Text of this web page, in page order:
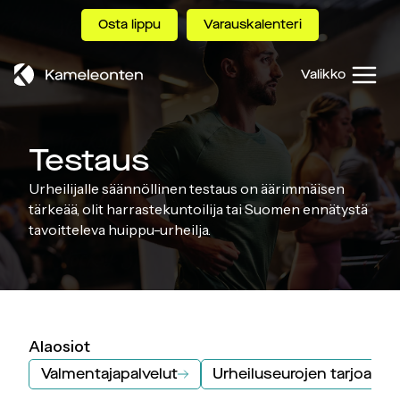
Osta lippu Varauskalenteri
Valikko
Testaus
Urheilijalle säännöllinen testaus on äärimmäisen
tärkeää, olit harrastekuntoilija tai Suomen ennätystä
tavoitteleva huippu-urheilja.
Alaosiot
Valmentajapalvelut Urheiluseurojen